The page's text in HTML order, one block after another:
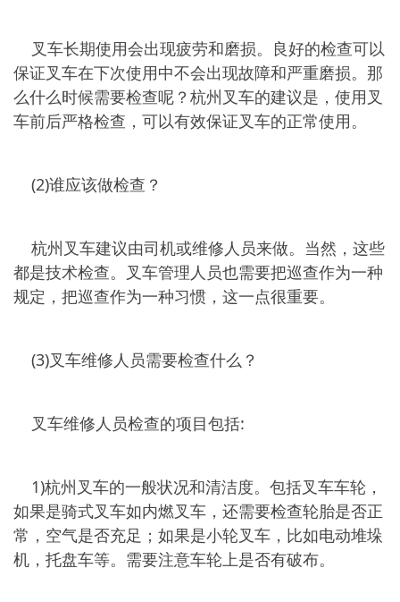
叉车长期使用会出现疲劳和磨损。良好的检查可以
保证叉车在下次使用中不会出现故障和严重磨损。那
么什么时候需要检查呢？杭州叉车的建议是，使用叉
车前后严格检查，可以有效保证叉车的正常使用。
(2)谁应该做检查？
杭州叉车建议由司机或维修人员来做。当然，这些
都是技术检查。叉车管理人员也需要把巡查作为一种
规定，把巡查作为一种习惯，这一点很重要。
(3)叉车维修人员需要检查什么？
叉车维修人员检查的项目包括:
1)杭州叉车的一般状况和清洁度。包括叉车车轮，
如果是骑式叉车如内燃叉车，还需要检查轮胎是否正
常，空气是否充足；如果是小轮叉车，比如电动堆垛
机，托盘车等。需要注意车轮上是否有破布。